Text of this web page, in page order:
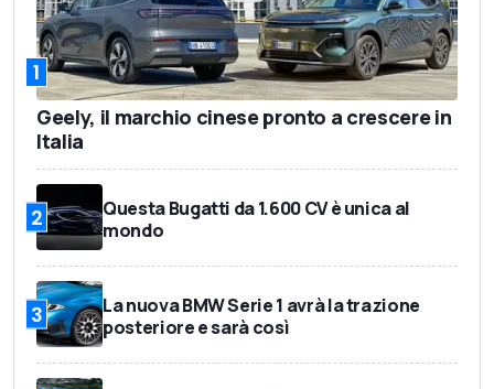
1
Geely, il marchio cinese pronto a crescere in
Italia
2
Questa Bugatti da 1.600 CV è unica al
mondo
3
La nuova BMW Serie 1 avrà la trazione
posteriore e sarà così